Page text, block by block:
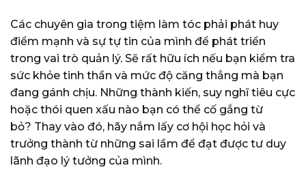
Các chuyên gia trong tiệm làm tóc phải phát huy
điểm mạnh và sự tự tin của mình để phát triển
trong vai trò quản lý. Sẽ rất hữu ích nếu bạn kiểm tra
sức khỏe tinh thần và mức độ căng thẳng mà bạn
đang gánh chịu. Những thành kiến, suy nghĩ tiêu cực
hoặc thói quen xấu nào bạn có thể cố gắng từ
bỏ? Thay vào đó, hãy nắm lấy cơ hội học hỏi và
trưởng thành từ những sai lầm để đạt được tư duy
lãnh đạo lý tưởng của mình.